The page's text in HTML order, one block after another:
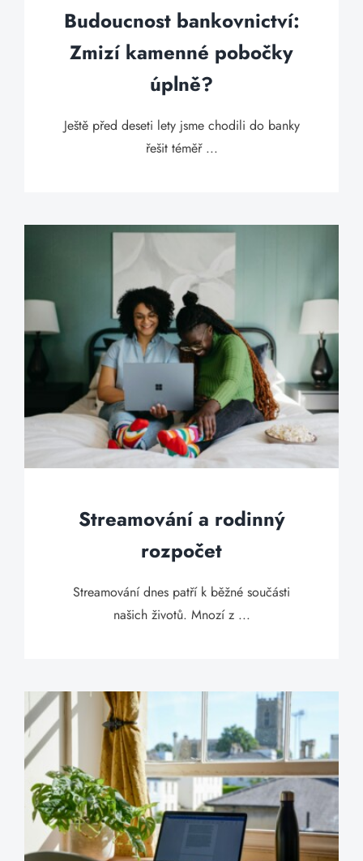
Budoucnost bankovnictví:
Zmizí kamenné pobočky
úplně?
Ještě před deseti lety jsme chodili do banky
řešit téměř ...
Streamování a rodinný
rozpočet
Streamování dnes patří k běžné součásti
našich životů. Mnozí z ...